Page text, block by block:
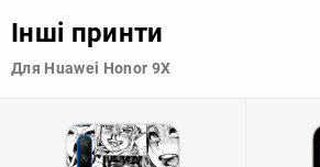
Узагалі, чохол для телефону - це дуже
допомагає захистити ваш пристрій, зберегти
Інші принти
Для Huawei Honor 9X